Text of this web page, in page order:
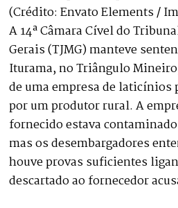
(Crédito: Envato Elements /
A 14ª Câmara Cível do
Gerais (TJMG) manteve
Iturama, no Triângulo
de uma empresa de laticínios
por um produtor rural. A
fornecido estava
mas os desembargadores
houve provas suficientes
descartado ao fornecedor